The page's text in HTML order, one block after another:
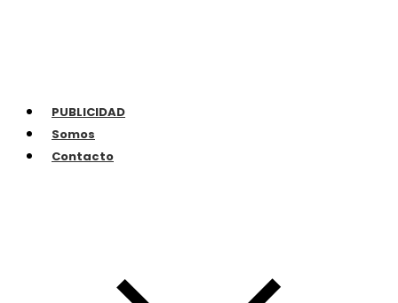
PUBLICIDAD
Somos
Contacto